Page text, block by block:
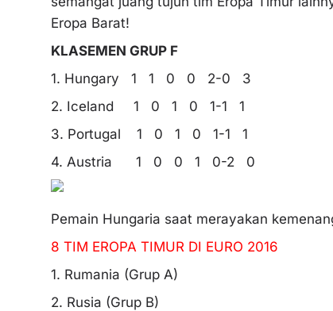
Eropa Barat!
KLASEMEN GRUP F
1. Hungary 1 1 0 0 2-0 3
2. Iceland 1 0 1 0 1-1 1
3. Portugal 1 0 1 0 1-1 1
4. Austria 1 0 0 1 0-2 0
Pemain Hungaria saat merayakan
8 TIM EROPA TIMUR DI EURO 2016
1. Rumania (Grup A)
2. Rusia (Grup B)